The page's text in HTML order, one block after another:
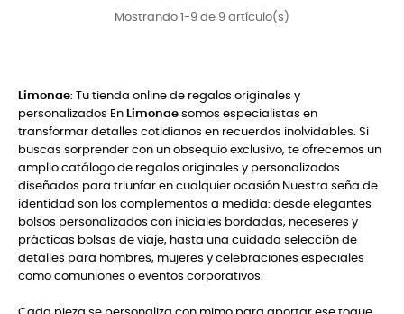
Mostrando 1-9 de 9 artículo(s)
Limonae: Tu tienda online de regalos originales y
personalizados En Limonae somos especialistas en
transformar detalles cotidianos en recuerdos inolvidables. Si
buscas sorprender con un obsequio exclusivo, te ofrecemos un
amplio catálogo de regalos originales y personalizados
diseñados para triunfar en cualquier ocasión.Nuestra seña de
identidad son los complementos a medida: desde elegantes
bolsos personalizados con iniciales bordadas, neceseres y
prácticas bolsas de viaje, hasta una cuidada selección de
detalles para hombres, mujeres y celebraciones especiales
como comuniones o eventos corporativos.